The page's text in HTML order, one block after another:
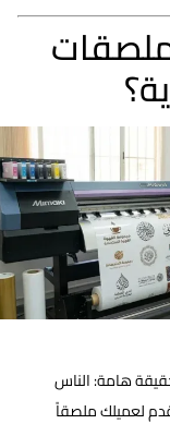
هامة: الناس
لعميلك ملصقاً